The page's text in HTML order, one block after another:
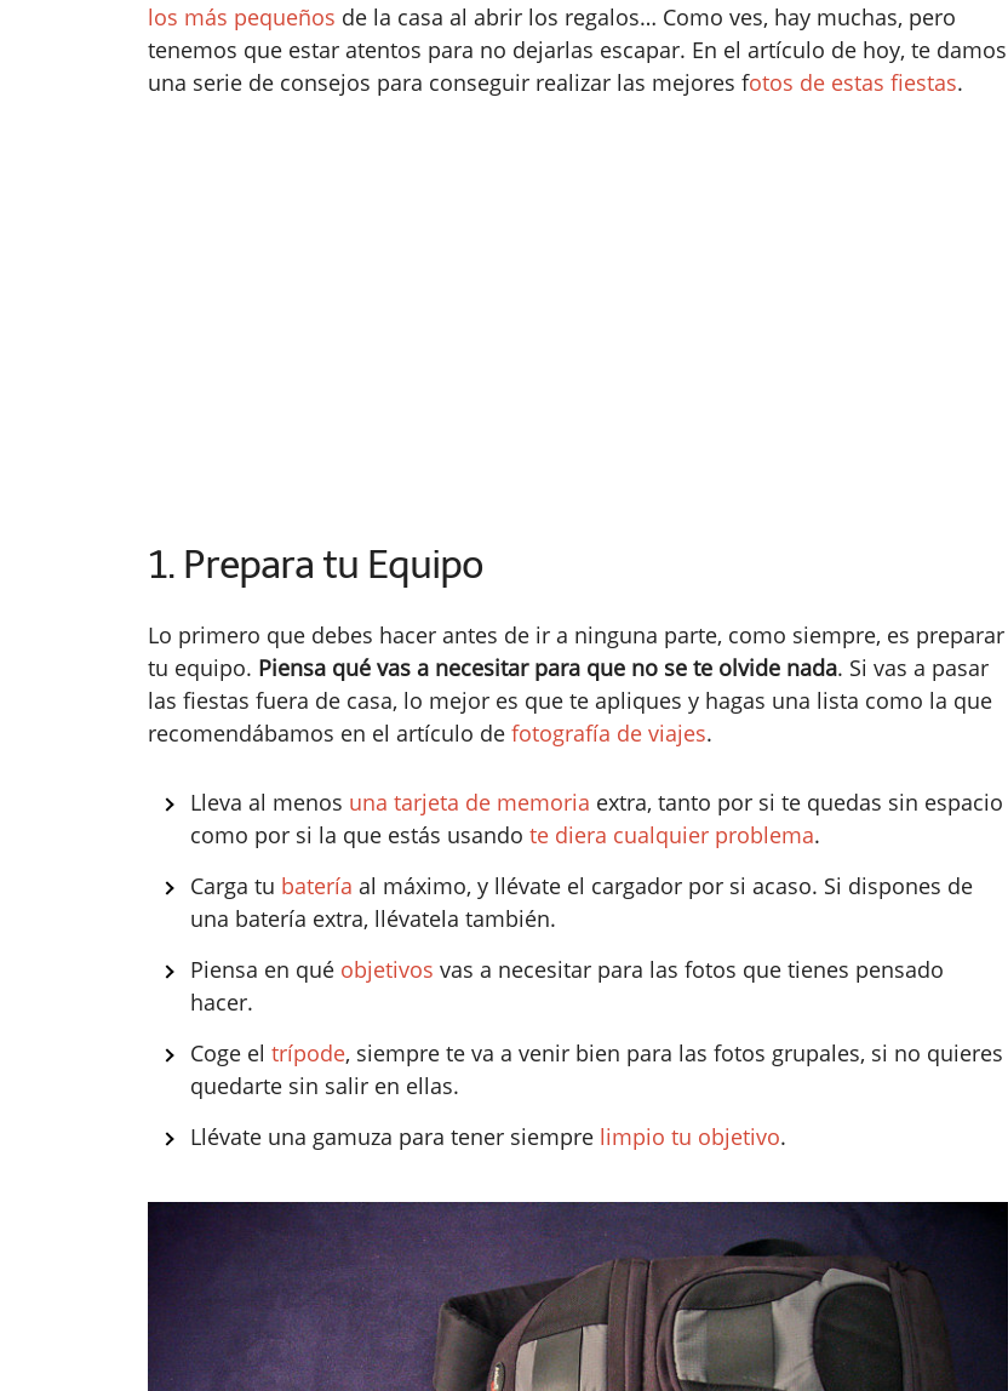
los más pequeños de la casa al abrir los regalos… Como ves, hay muchas, pero
tenemos que estar atentos para no dejarlas escapar. En el artículo de hoy, te damos
una serie de consejos para conseguir realizar las mejores fotos de estas fiestas.
1. Prepara tu Equipo
Lo primero que debes hacer antes de ir a ninguna parte, como siempre, es preparar
tu equipo. Piensa qué vas a necesitar para que no se te olvide nada. Si vas a pasar
las fiestas fuera de casa, lo mejor es que te apliques y hagas una lista como la que
recomendábamos en el artículo de fotografía de viajes.
Lleva al menos una tarjeta de memoria extra, tanto por si te quedas sin espacio
como por si la que estás usando te diera cualquier problema.
Carga tu batería al máximo, y llévate el cargador por si acaso. Si dispones de
una batería extra, llévatela también.
Piensa en qué objetivos vas a necesitar para las fotos que tienes pensado
hacer.
Coge el trípode, siempre te va a venir bien para las fotos grupales, si no quieres
quedarte sin salir en ellas.
Llévate una gamuza para tener siempre limpio tu objetivo.